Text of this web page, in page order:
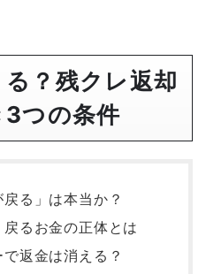
？残クレ返却
つの条件
戻る」は本当か？
るお金の正体とは
返金は消える？